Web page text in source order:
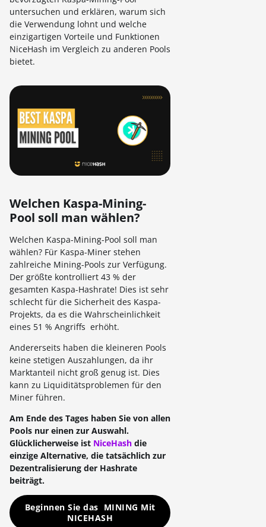
untersuchen und erklären, warum sich
die Verwendung lohnt und welche
einzigartigen Vorteile und Funktionen
NiceHash im Vergleich zu anderen Pools
bietet.
Welchen Kaspa-Mining-
Pool soll man wählen?
Welchen Kaspa-Mining-Pool soll man
wählen? Für Kaspa-Miner stehen
zahlreiche Mining-Pools zur Verfügung.
Der größte kontrolliert 43 % der
gesamten Kaspa-Hashrate! Dies ist sehr
schlecht für die Sicherheit des Kaspa-
Projekts, da es die Wahrscheinlichkeit
eines 51 % Angriffs erhöht.
Andererseits haben die kleineren Pools
keine stetigen Auszahlungen, da ihr
Marktanteil nicht groß genug ist. Dies
kann zu Liquiditätsproblemen für den
Miner führen.
Am Ende des Tages haben Sie von allen
Pools nur einen zur Auswahl.
Glücklicherweise ist NiceHash die
einzige Alternative, die tatsächlich zur
Dezentralisierung der Hashrate
beiträgt.
Beginnen Sie das MINING Mit
NICEHASH